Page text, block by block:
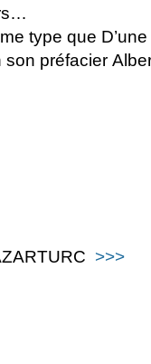
type que
préfacier
>>>